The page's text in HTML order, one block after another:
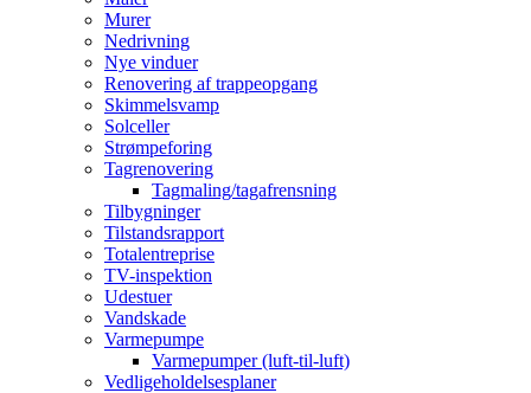
Murer
Nedrivning
Nye vinduer
Renovering af trappeopgang
Skimmelsvamp
Solceller
Strømpeforing
Tagrenovering
Tagmaling/tagafrensning
Tilbygninger
Tilstandsrapport
Totalentreprise
TV-inspektion
Udestuer
Vandskade
Varmepumpe
Varmepumper (luft-til-luft)
Vedligeholdelsesplaner